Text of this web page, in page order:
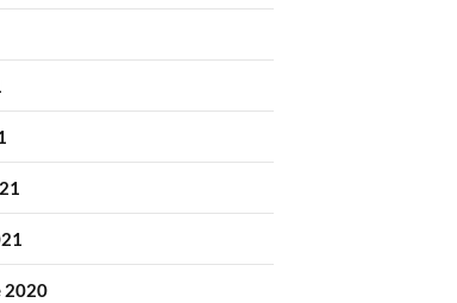
2020